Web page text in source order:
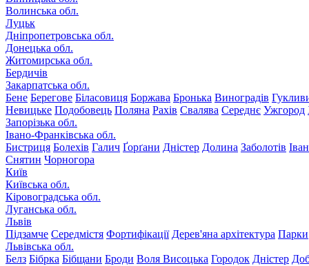
Волинська обл.
Луцьк
Дніпропетровська обл.
Донецька обл.
Житомирська обл.
Бердичів
Закарпатська обл.
Бене Берегове Біласовиця Боржава Бронька Виноградів
Невицьке Подобовець Поляна Рахів Свалява Середнє Ужгород
Запорізька обл.
Івано-Франківська обл.
Бистриця Болехів Галич Ґорґани Дністер Долина Заболотів
Снятин Чорногора
Київ
Київська обл.
Кіровоградська обл.
Луганська обл.
Львів
Підзамче Середмістя Фортифікації Дерев'яна архітектура Парки
Львівська обл.
Белз Бібрка Бібщани Броди Воля Висоцька Городок Дністер